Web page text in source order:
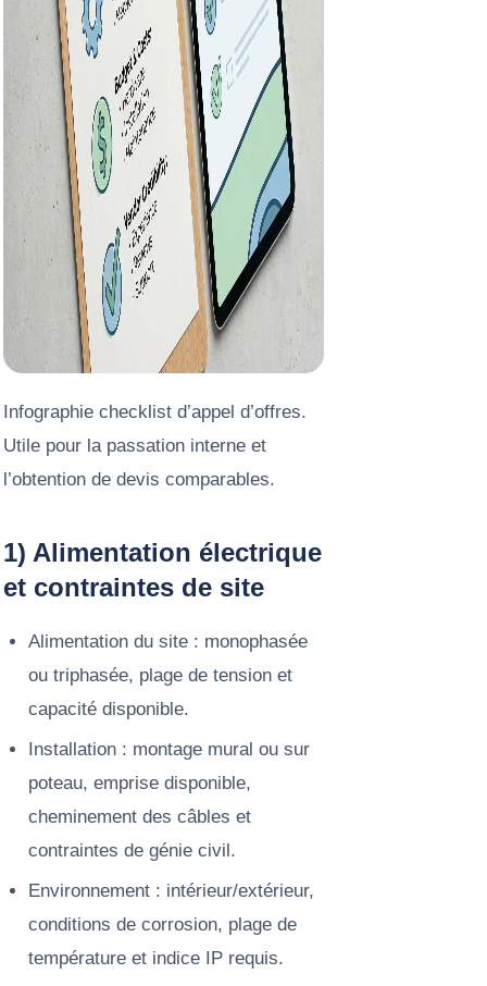
Infographie checklist d’appel d’offres.
Utile pour la passation interne et
l’obtention de devis comparables.
1) Alimentation électrique
et contraintes de site
Alimentation du site : monophasée
ou triphasée, plage de tension et
capacité disponible.
Installation : montage mural ou sur
poteau, emprise disponible,
cheminement des câbles et
contraintes de génie civil.
Environnement : intérieur/extérieur,
conditions de corrosion, plage de
température et indice IP requis.